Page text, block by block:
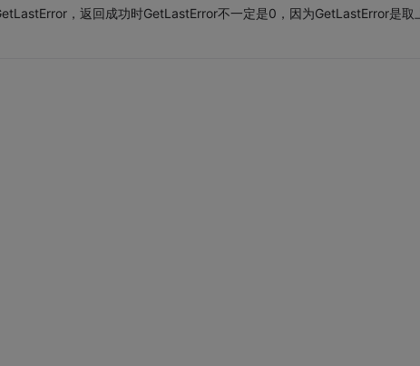
，返回成功时GetLastError不一定是0，因为GetLastError是取